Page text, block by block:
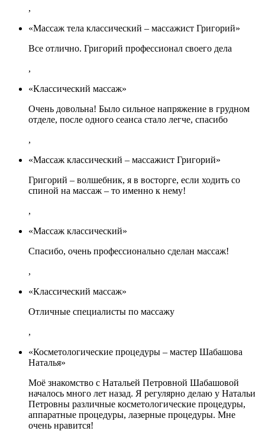
,
«Массаж тела классический – массажист Григорий»
Все отлично. Григорий профессионал своего дела
,
«Классический массаж»
Очень довольна! Было сильное напряжение в грудном
отделе, после одного сеанса стало легче, спасибо
,
«Массаж классический – массажист Григорий»
Григорий – волшебник, я в восторге, если ходить со
спиной на массаж – то именно к нему!
,
«Массаж классический»
Спасибо, очень профессионально сделан массаж!
,
«Классический массаж»
Отличные специалисты по массажу
,
«Косметологические процедуры – мастер Шабашова
Наталья»
Моё знакомство с Натальей Петровной Шабашовой
началось много лет назад. Я регулярно делаю у Натальи
Петровны различные косметологические процедуры,
аппаратные процедуры, лазерные процедуры. Мне
очень нравится!